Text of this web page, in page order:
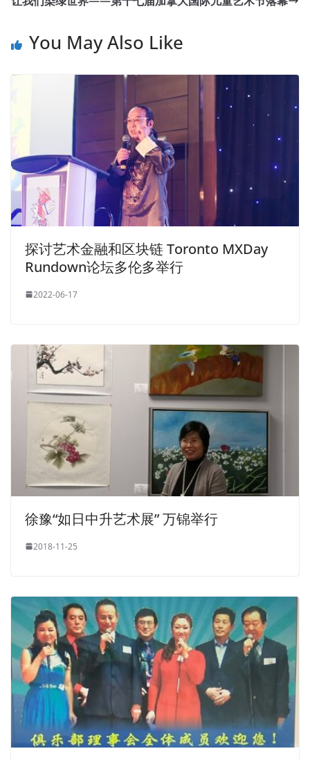
You May Also Like
探讨艺术金融和区块链 Toronto MXDay
Rundown论坛多伦多举行
2022-06-17
徐豫“如日中升艺术展” 万锦举行
2018-11-25